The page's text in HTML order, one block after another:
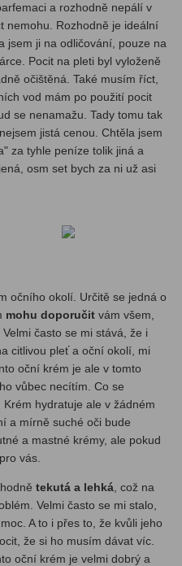
a rozhodně nepálí v
nemohu. Rozhodně je ideální
jsem ji na odličování, pouze na
Pocit na pleti byl vyloženě
očištěná. Také musím říct,
vod mám po použití pocit
se nenamažu. Tady tomu tak
jistá cenou. Chtěla jsem
za tyhle peníze tolik jiná a
osm set bych za ni už asi
očního okolí. Určitě se jedná o
mohu doporučit vám všem,
. Velmi často se mi stává, že i
citlivou pleť a oční okolí, mi
oční krém je ale v tomto
vůbec necítím. Co se
hydratuje ale v žádném
a mírně suché oči bude
a mastné krémy, ale pokud
vás.
tekutá a lehká , což na
Velmi často se mi stalo,
A to i přes to, že kvůli jeho
že si ho musím dávat víc.
oční krém je velmi dobrý a